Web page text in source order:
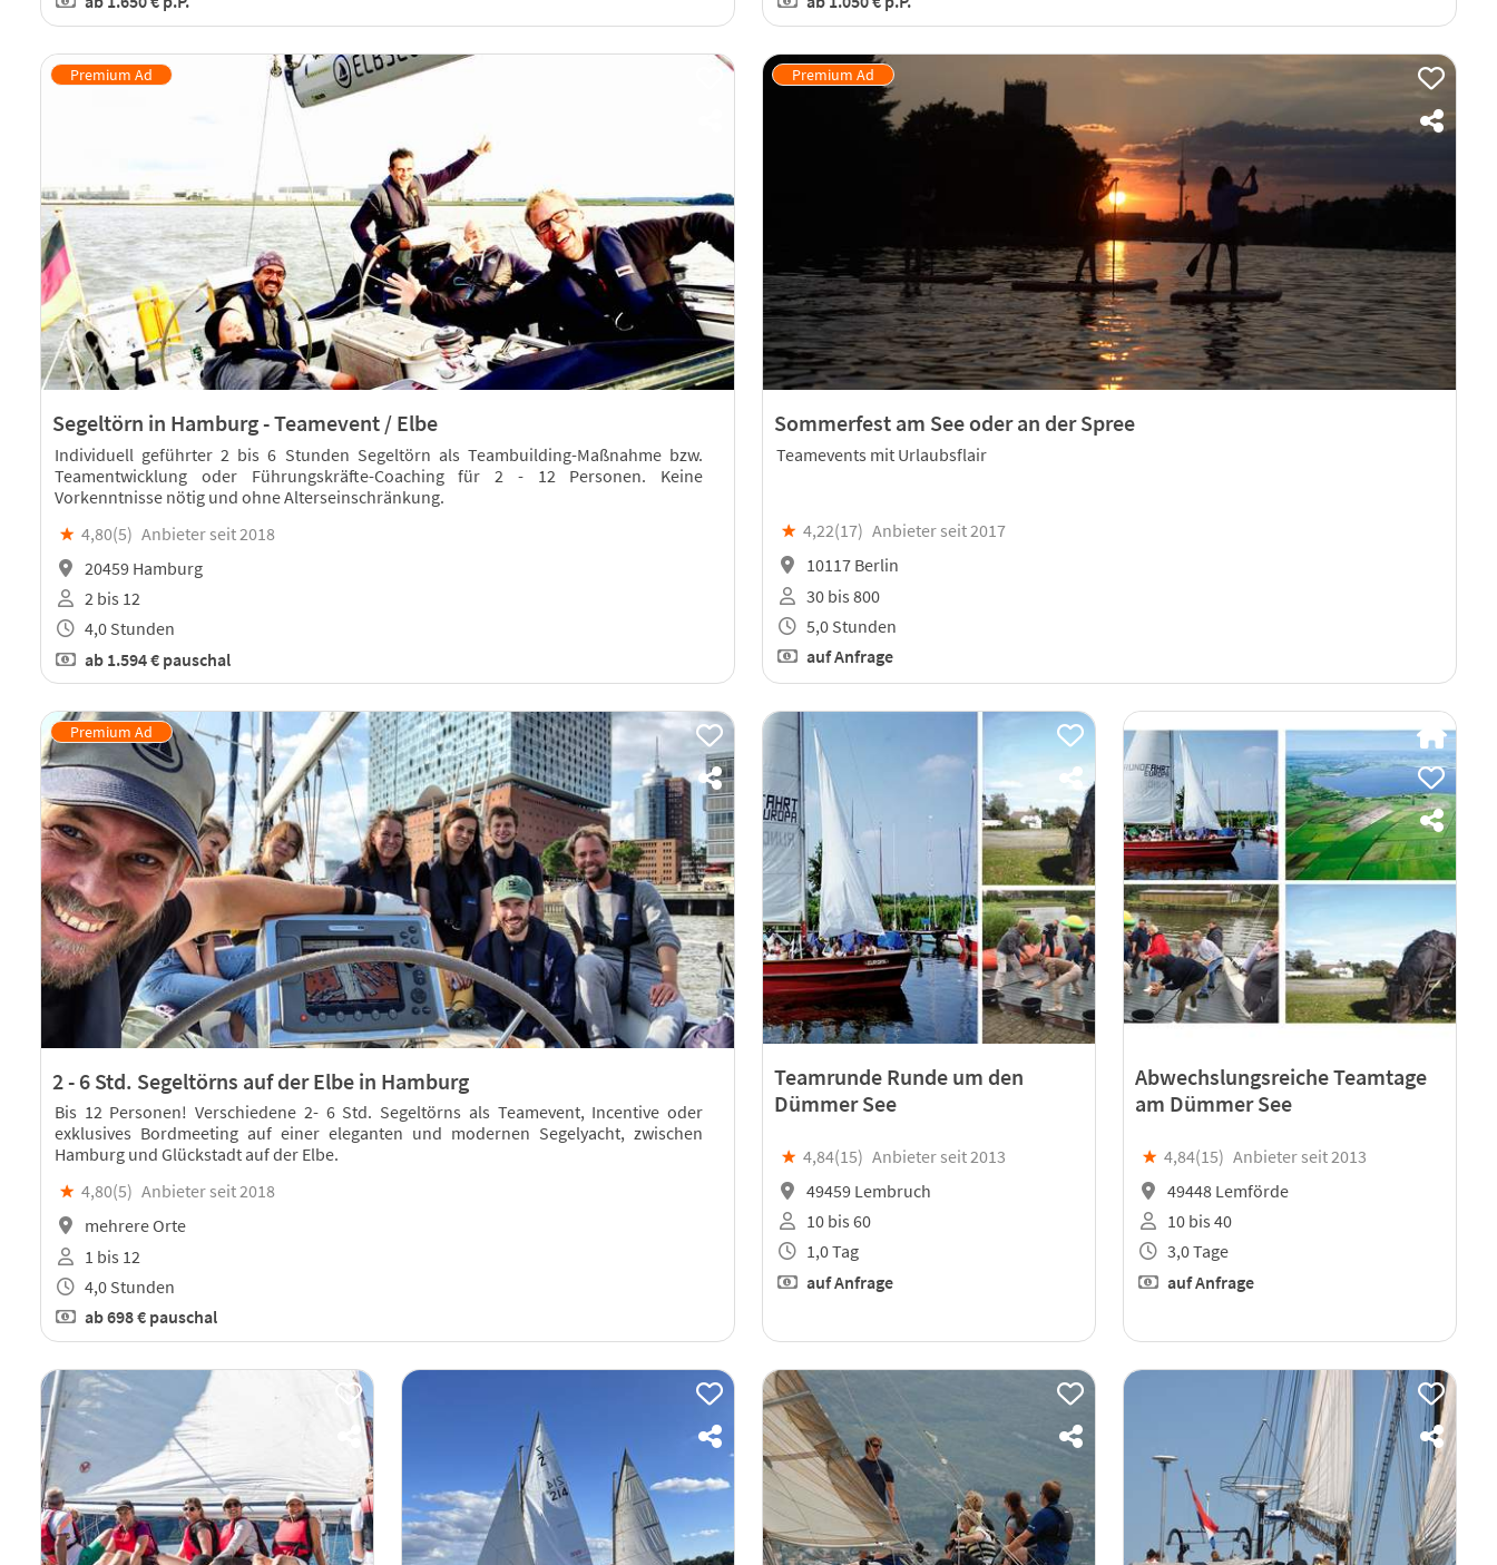
Segeltörn in Hamburg - Teamevent / Elbe
Individuell geführter 2 bis 6 Stunden Segeltörn als Teambuilding-Maßnahme bzw.
Teamentwicklung oder Führungskräfte-Coaching für 2 - 12 Personen. Keine
Vorkenntnisse nötig und ohne Alterseinschränkung.
★ 4,80(5) Anbieter seit 2018
20459 Hamburg
2 bis 12
4,0 Stunden
ab 1.594 € pauschal
Sommerfest am See oder an der Spree
Teamevents mit Urlaubsflair
★ 4,22(17) Anbieter seit 2017
10117 Berlin
30 bis 800
5,0 Stunden
auf Anfrage
2 - 6 Std. Segeltörns auf der Elbe in Hamburg
Bis 12 Personen! Verschiedene 2- 6 Std. Segeltörns als Teamevent, Incentive oder
exklusives Bordmeeting auf einer eleganten und modernen Segelyacht, zwischen
Hamburg und Glückstadt auf der Elbe.
★ 4,80(5) Anbieter seit 2018
mehrere Orte
1 bis 12
4,0 Stunden
ab698 € pauschal
Teamrunde Runde um den
Dümmer See
★ 4,84(15) Anbieter seit 2013
49459 Lembruch
10 bis 60
1,0 Tag
auf Anfrage
Abwechslungsreiche Teamtage
am Dümmer See
★ 4,84(15) Anbieter seit 2013
49448 Lemförde
10 bis 40
3,0 Tage
auf Anfrage